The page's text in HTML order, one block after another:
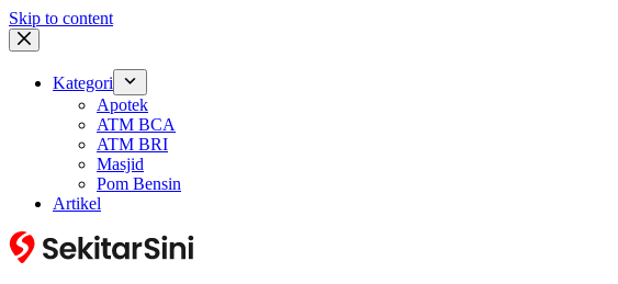
Skip to content
Kategori
Apotek
ATM BCA
ATM BRI
Masjid
Pom Bensin
Artikel